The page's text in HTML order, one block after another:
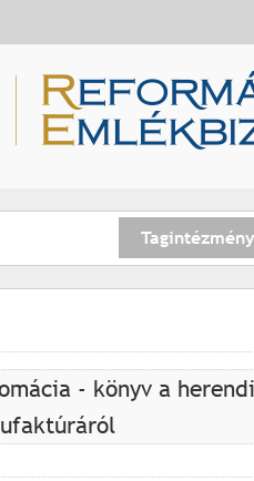
- könyv a herendi